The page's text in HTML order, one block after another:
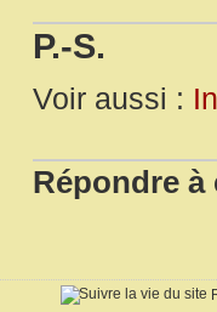
P.-S.
Voir aussi :
Répondre à